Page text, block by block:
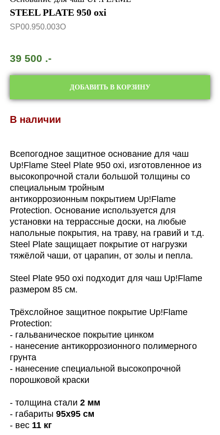
STEEL PLATE 950 oxi
SP00.950.003O
39 500 .-
ДОБАВИТЬ В КОРЗИНУ
В наличии
Всепогодное защитное основание для чаш
Up!Flame Steel Plate 950 oxi, изготовленное из
высокопрочной стали большой толщины со
специальным тройным
антикоррозионным покрытием Up!Flame
Protection. Основание используется для
установки на террассные доски, на любые
напольные покрытия, на траву, на гравий и т.д.
Steel Plate защищает покрытие от нагрузки
тяжёлой чаши, от царапин, от золы и пепла.
Steel Plate 950 oxi подходит для чаш Up!Flame
размером 85 см.
Трёхслойное защитное покрытие Up!Flame
Protection:
- гальваническое покрытие цинком
- нанесение антикоррозионного полимерного
грунта
- нанесение специальной высокопрочной
порошковой краски
- толщина стали 2 мм
- габариты 95x95 см
- вес 11 кг